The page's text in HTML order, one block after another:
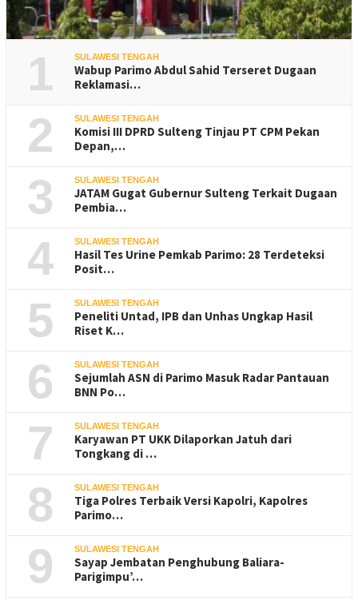
1 SULAWESI TENGAH
Wabup Parimo Abdul Sahid Terseret Dugaan
Reklamasi…
2 SULAWESI TENGAH
Komisi III DPRD Sulteng Tinjau PT CPM Pekan
Depan,…
3 SULAWESI TENGAH
JATAM Gugat Gubernur Sulteng Terkait Dugaan
Pembia…
4 SULAWESI TENGAH
Hasil Tes Urine Pemkab Parimo: 28 Terdeteksi
Posit…
5 SULAWESI TENGAH
Peneliti Untad, IPB dan Unhas Ungkap Hasil
Riset K…
6 SULAWESI TENGAH
Sejumlah ASN di Parimo Masuk Radar Pantauan
BNN Po…
7 SULAWESI TENGAH
Karyawan PT UKK Dilaporkan Jatuh dari
Tongkang di …
8 SULAWESI TENGAH
Tiga Polres Terbaik Versi Kapolri, Kapolres
Parimo…
9 SULAWESI TENGAH
Sayap Jembatan Penghubung Baliara-
Parigimpu’…